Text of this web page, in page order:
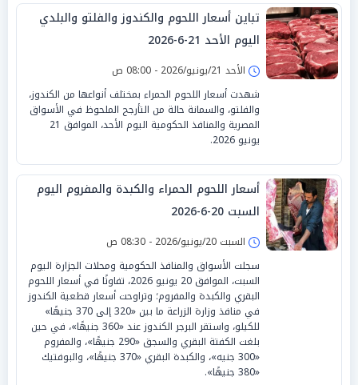
تباين أسعار اللحوم والكندوز والفلتو والبلدي
اليوم الأحد 21-6-2026
الأحد 21/يونيو/2026 - 08:00 ص
شهدت أسعار اللحوم الحمراء بمختلف أنواعها من الكندوز،
والفلتو، والسمانة حالة من التأرجح الملحوظ في الأسواق
المصرية والمنافذ الحكومية اليوم الأحد، الموافق 21
يونيو 2026.
أسعار اللحوم الحمراء والكبدة والمفروم اليوم
السبت 20-6-2026
السبت 20/يونيو/2026 - 08:30 ص
سجلت الأسواق والمنافذ الحكومية ومحلات الجزارة اليوم
السبت، الموافق 20 يونيو 2026، تفاوتًا في أسعار اللحوم
البقري والكبدة والمفروم؛ وتراوحت أسعار قطعية الكندوز
في منافذ وزارة الزراعة ما بين «320 إلى 370 جنيهًا»
للكيلو، واستقر البرجر الكندوز عند «360 جنيهًا»، في حين
بلغت الكفتة البقري والسجق «290 جنيهًا»، والمفروم
«300 جنيه»، والكبدة البقري «370 جنيهًا»، والبوفتيك
«380 جنيهًا».